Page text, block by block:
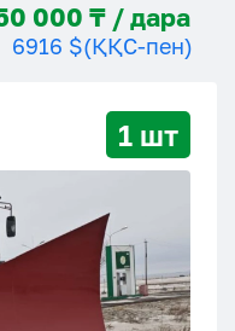
3 250 000 ₸ / дара
6916 $(ҚҚС-пен)
1 шт